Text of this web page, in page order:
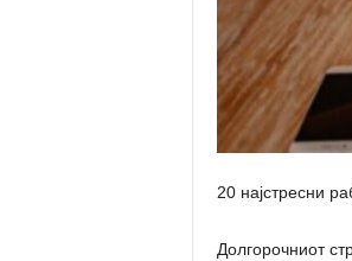
20 најстресни
Долгорочниот